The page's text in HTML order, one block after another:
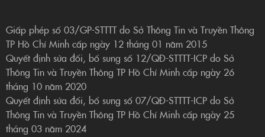
Giấp phép số 03/GP-STTTT do Sở Thông Tin và Truyền Thông
TP Hồ Chí Minh cấp ngày 12 tháng 01 năm 2015
Quyết định sửa đổi, bổ sung số 12/QĐ-STTTT-ICP do Sở
Thông Tin và Truyền Thông TP Hồ Chí Minh cấp ngày 26
tháng 10 năm 2020
Quyết định sửa đổi, bổ sung số 07/QĐ-STTTT-ICP do Sở
Thông Tin và Truyền Thông TP Hồ Chí Minh cấp ngày 25
tháng 03 năm 2024